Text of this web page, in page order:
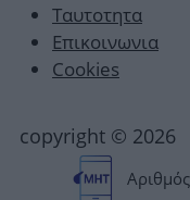
Ταυτοτητα
Επικοινωνια
Cookies
copyright © 2026